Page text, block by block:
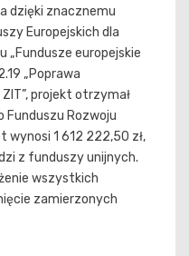
dzięki znacznemu
Europejskich dla
„Fundusze europejskie
„Poprawa
projekt otrzymał
Funduszu Rozwoju
wynosi 1 612 222,50 zł,
z funduszy unijnych.
wszystkich
zamierzonych